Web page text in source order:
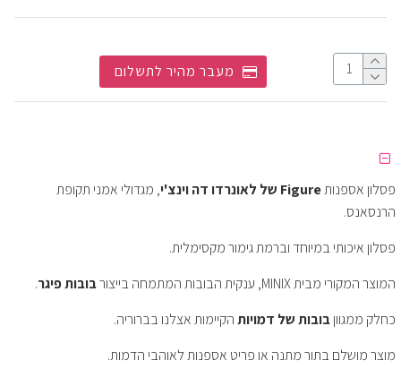
מעבר מהיר לתשלום
פסלון אספנותFigure של לאונרדו דה וינצ'י
, מגדולי אמני תקופת
הרנסאנס.
פסלון איכותי במיוחד וברמת גימור מקסימלית.
המוצר המקורי מבית MINIX, ענקית הבובות המתמחה בייצור
בובות פיגר.
כחלק ממגווןבובות של דמויותהקיימות אצלנו בברוריה.
מוצר מושלם בתור מתנה או פריט אספנות לאוהבי הדמות.